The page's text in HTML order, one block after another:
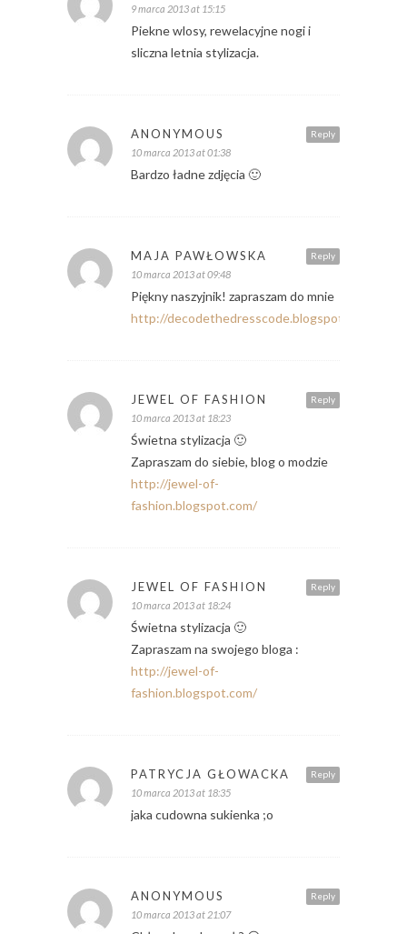
9 marca 2013 at 15:15
Piekne wlosy, rewelacyjne nogi i
sliczna letnia stylizacja.
Reply
ANONYMOUS
10 marca 2013 at 01:38
Bardzo ładne zdjęcia 🙂
Reply
MAJA PAWŁOWSKA
10 marca 2013 at 09:48
Piękny naszyjnik! zapraszam do mnie
http://decodethedresscode.blogspot.com/
Reply
JEWEL OF FASHION
10 marca 2013 at 18:23
Świetna stylizacja 🙂
Zapraszam do siebie, blog o modzie
http://jewel-of-
fashion.blogspot.com/
Reply
JEWEL OF FASHION
10 marca 2013 at 18:24
Świetna stylizacja 🙂
Zapraszam na swojego bloga :
http://jewel-of-
fashion.blogspot.com/
Reply
PATRYCJA GŁOWACKA
10 marca 2013 at 18:35
jaka cudowna sukienka ;o
Reply
ANONYMOUS
10 marca 2013 at 21:07